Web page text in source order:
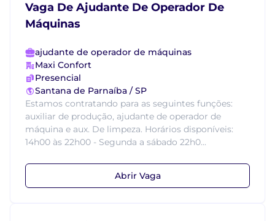
Vaga De Ajudante De Operador De
Máquinas
ajudante de operador de máquinas
Maxi Confort
Presencial
Santana de Parnaíba / SP
Estamos contratando para as seguintes funções:
auxiliar de produção, ajudante de operador de
máquina e aux. De limpeza. Horários disponíveis:
14h00 às 22h00 - Segunda a sábado 22h0...
Abrir Vaga